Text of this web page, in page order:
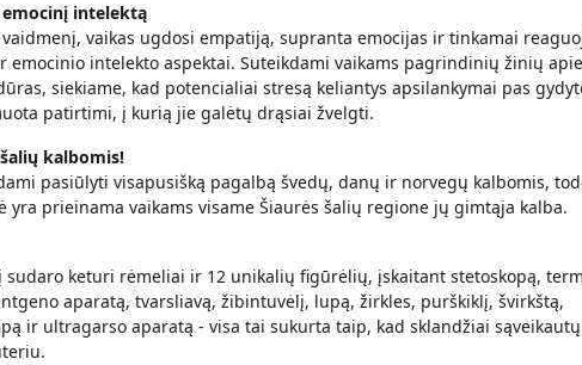
intelektą
vaikas ugdosi empatiją, supranta emocijas ir tinkamai
emocinio intelekto aspektai. Suteikdami vaikams pagrindinių žinių apie
siekiame, kad potencialiai stresą keliantys apsilankymai pas
patirtimi, į kurią jie galėtų drąsiai žvelgti.
kalbomis!
pasiūlyti visapusišką pagalbą švedų, danų ir norvegų kalbomis,
yra prieinama vaikams visame Šiaurės šalių regione jų gimtąja kalba.
sudaro keturi rėmeliai ir 12 unikalių figūrėlių, įskaitant stetoskopą,
aparatą, tvarsliavą, žibintuvėlį, lupą, žirkles, purškiklį, švirkštą,
ir ultragarso aparatą - visa tai sukurta taip, kad sklandžiai